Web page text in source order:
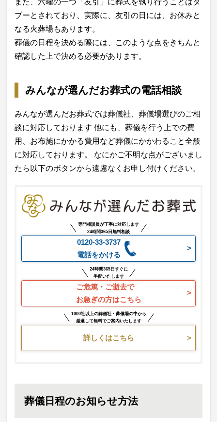
また、六曜の一つ「友引」に葬式を執り行うことはタ
ブーとされており、実際に、友引の日には、お休みと
なる火葬場もあります。
葬儀の日程を決める際には、このような点をきちんと
確認した上で決める必要があります。
みんなが選んだお葬式の電話相談
みんなが選んだお葬式では葬儀社、葬儀場選びのご相
談に対応しております 他にも、葬儀を行う上での費
用、お布施にかかる費用など葬儀にかかわること全般
に対応しております。 なにかご不明な点がございまし
たら以下のボタンから遠慮なくお申し付けください。
専門相談員が丁寧に対応します
24時間365日無料相談
0120-33-3737
電話をかける
24時間365日すぐに
手配いたします
ご危篤・ご逝去で
お急ぎの方はこちら
1000社以上の葬儀社・葬儀場の中から
厳選して無料でご案内いたします
詳しくはこちら
葬儀日程のお知らせ方法